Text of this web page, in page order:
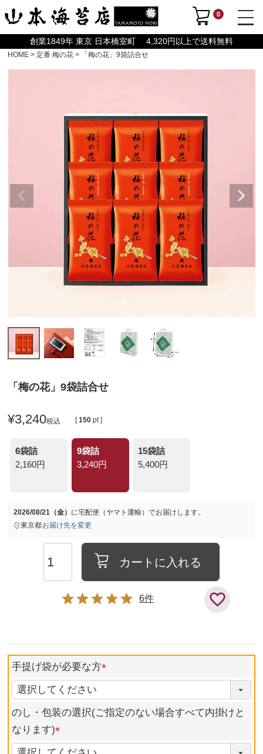
0
創業1849年 東京 日本橋室町 4,320円以上で送料無料
HOME 定番 梅の花 「梅の花」9袋詰合せ
「梅の花」9袋詰合せ
¥3,240税込 [ 150 pt ]
6袋詰
2,160円
9袋詰
3,240円
15袋詰
5,400円
2026/08/21（金） に宅配便（ヤマト運輸）でお届けします。
東京都お届け先を変更
カートに入れる
6
手提げ袋が必要な方
のし・包装の選択(ご指定のない場合すべて内掛けと
なります)